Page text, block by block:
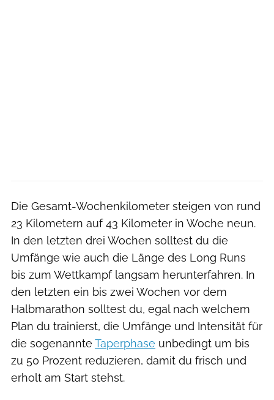
Die Gesamt-Wochenkilometer steigen von rund
23 Kilometern auf 43 Kilometer in Woche neun.
In den letzten drei Wochen solltest du die
Umfänge wie auch die Länge des Long Runs
bis zum Wettkampf langsam herunterfahren. In
den letzten ein bis zwei Wochen vor dem
Halbmarathon solltest du, egal nach welchem
Plan du trainierst, die Umfänge und Intensität für
die sogenannte Taperphase unbedingt um bis
zu 50 Prozent reduzieren, damit du frisch und
erholt am Start stehst.